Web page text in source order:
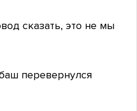
сказать, это не мы
перевернулся